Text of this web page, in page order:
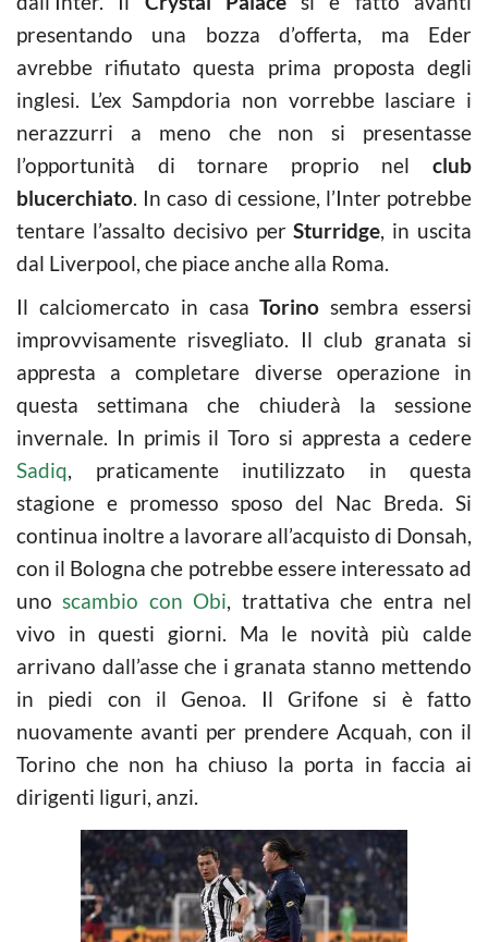
presentando una bozza d’offerta, ma Eder
avrebbe rifiutato questa prima proposta degli
inglesi. L’ex Sampdoria non vorrebbe lasciare i
nerazzurri a meno che non si presentasse
l’opportunità di tornare proprio nel club
blucerchiato. In caso di cessione, l’Inter potrebbe
tentare l’assalto decisivo perSturridge, in uscita
dal Liverpool, che piace anche alla Roma.
Il calciomercato in casaTorino sembra essersi
improvvisamente risvegliato. Il club granata si
appresta a completare diverse operazione in
questa settimana che chiuderà la sessione
invernale. In primis il Toro si appresta a cedere
Sadiq, praticamente inutilizzato in questa
stagione e promesso sposo del Nac Breda. Si
continua inoltre a lavorare all’acquisto di Donsah,
con il Bologna che potrebbe essere interessato ad
unoscambio con Obi, trattativa che entra nel
vivo in questi giorni. Ma le novità più calde
arrivano dall’asse che i granata stanno mettendo
in piedi con il Genoa. Il Grifone si è fatto
nuovamente avanti per prendere Acquah, con il
Torino che non ha chiuso la porta in faccia ai
dirigenti liguri, anzi.